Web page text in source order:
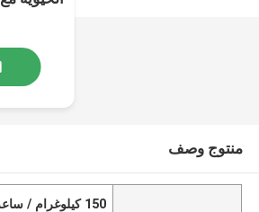
منتوج وصف
150 كيلوغرام /